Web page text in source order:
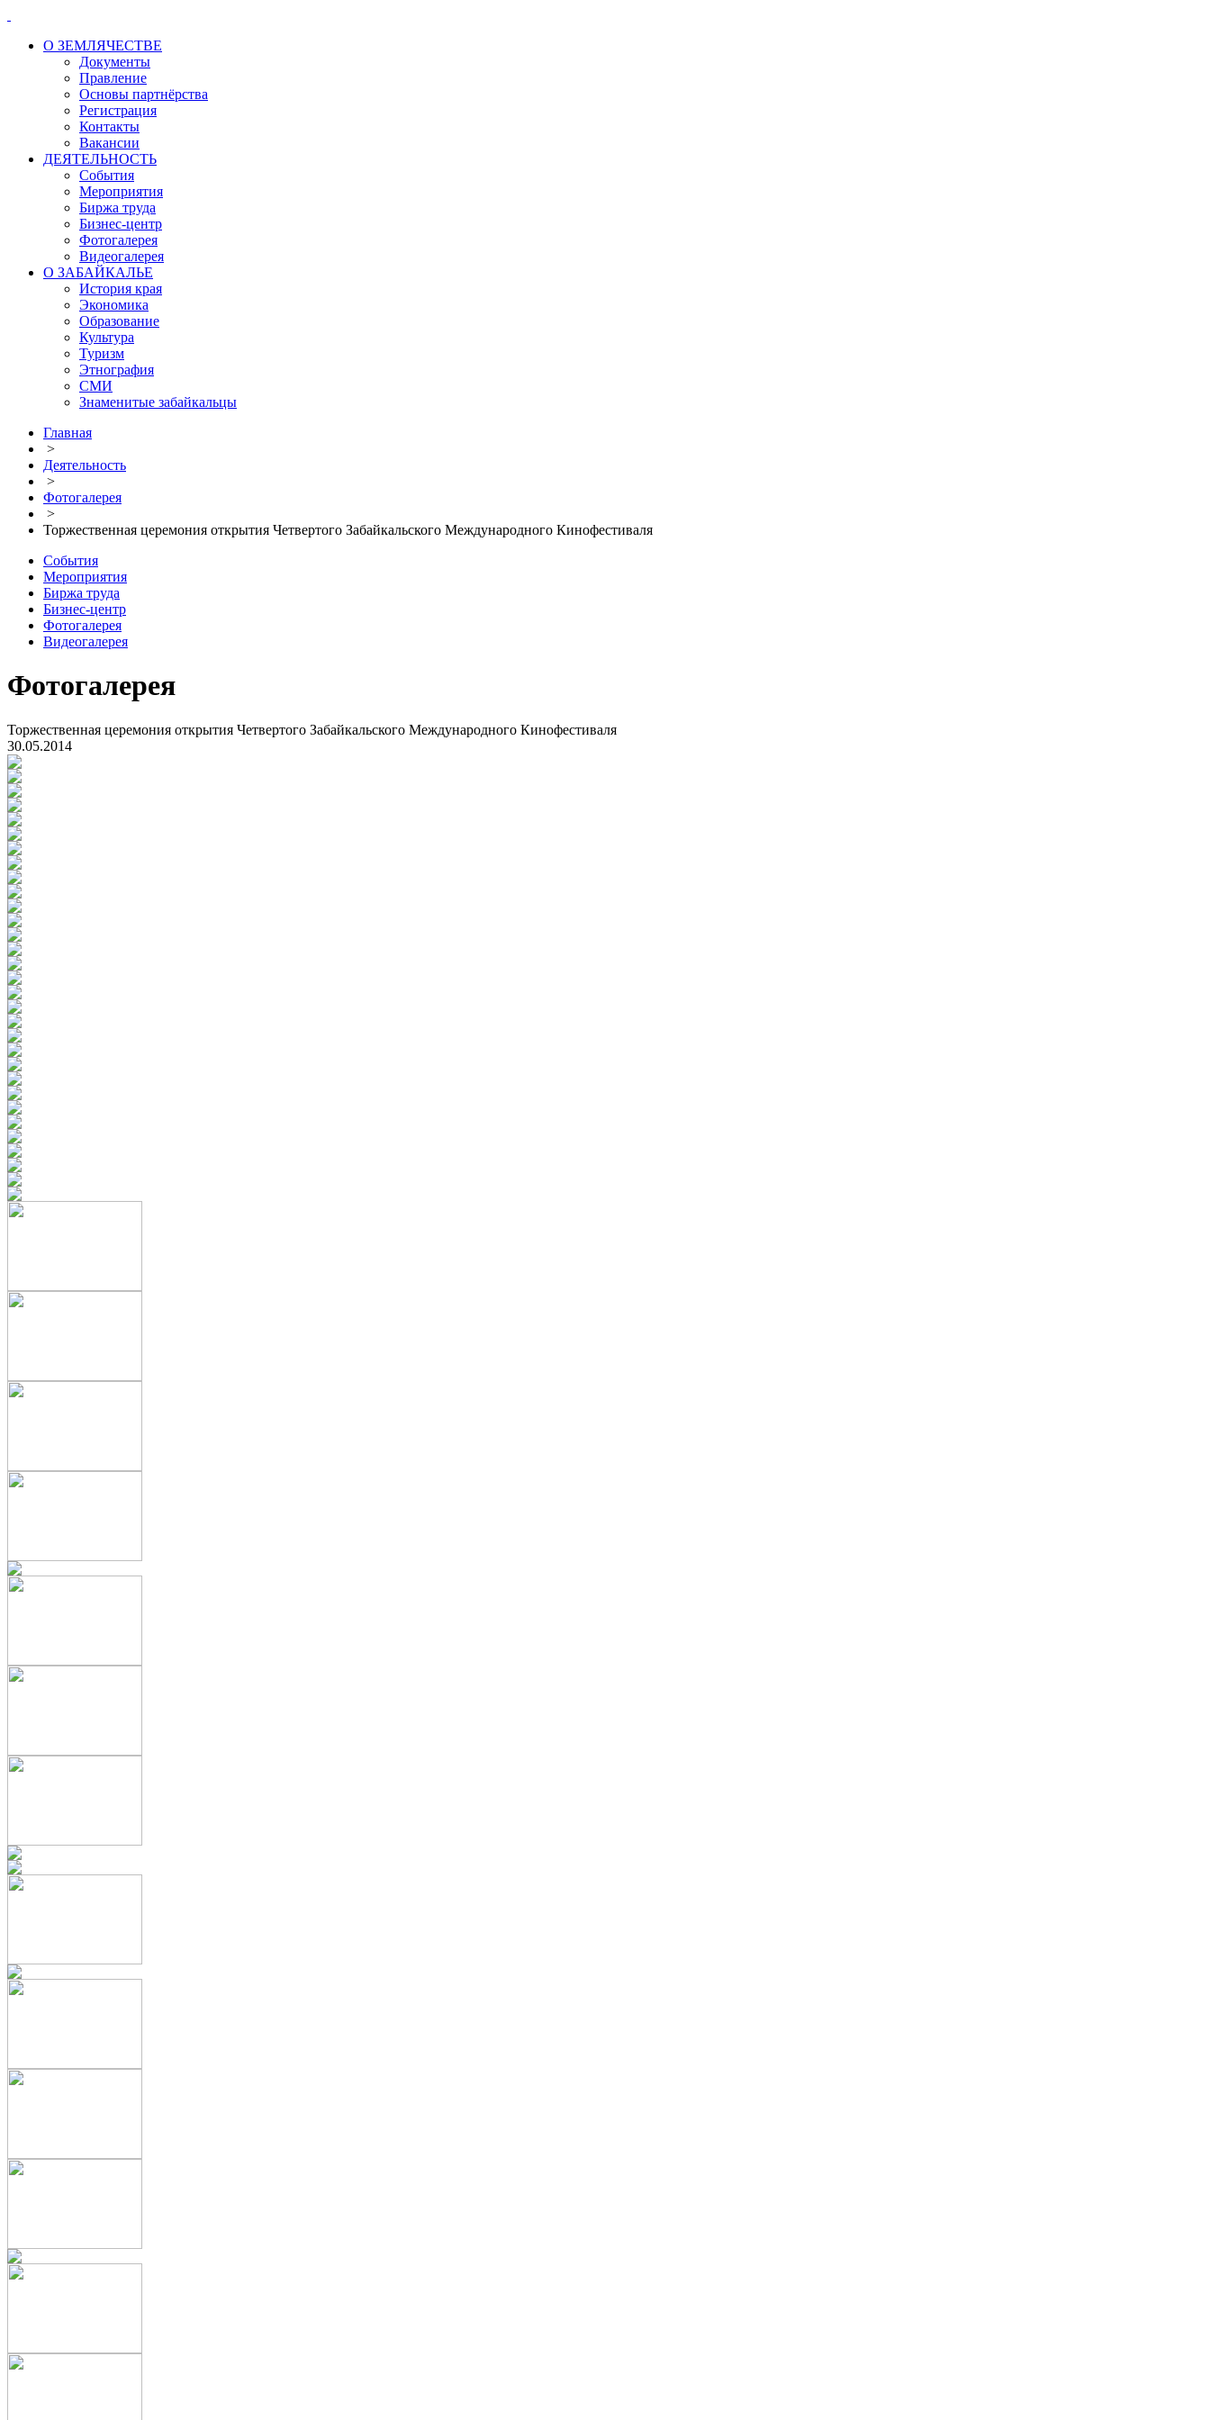
О ЗЕМЛЯЧЕСТВЕ
Документы
Правление
Основы партнёрства
Регистрация
Контакты
Вакансии
ДЕЯТЕЛЬНОСТЬ
События
Мероприятия
Биржа труда
Бизнес-центр
Фотогалерея
Видеогалерея
О ЗАБАЙКАЛЬЕ
История края
Экономика
Образование
Культура
Туризм
Этнография
СМИ
Знаменитые забайкальцы
Главная
>
Деятельность
>
Фотогалерея
>
Торжественная церемония открытия Четвертого Забайкальского Международного Кинофестиваля
События
Мероприятия
Биржа труда
Бизнес-центр
Фотогалерея
Видеогалерея
Фотогалерея
Торжественная церемония открытия Четвертого Забайкальского Международного Кинофестиваля
30.05.2014